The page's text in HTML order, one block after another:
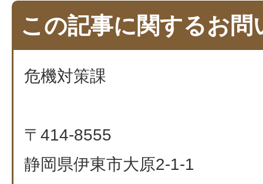
この記事に関するお問
危機対策課
〒414-8555
静岡県伊東市大原2-1-1